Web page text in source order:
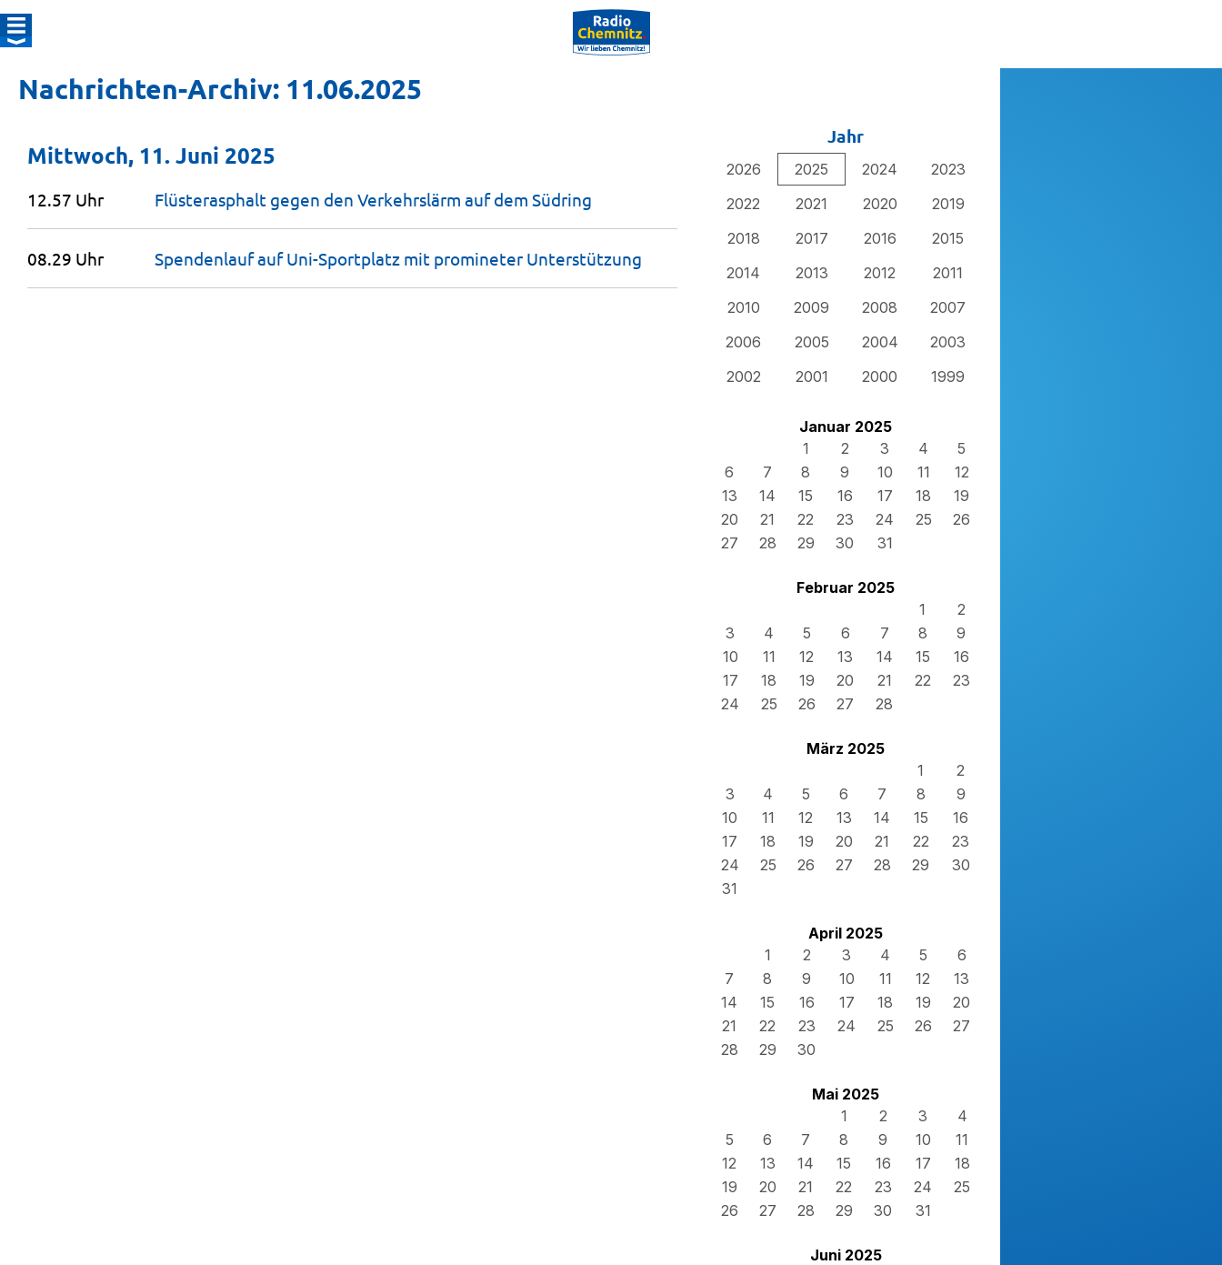
Nachrichten-Archiv: 11.06.2025
Jahr
2026 2025 2024
2023
2022
2021 2020
2019
2018
2017 2016
2015
2014
2013 2012
2011
2010
2009 2008
2007
2006
2005 2004
2003
2002
2001 2000 1999
Januar 2025
1
2 3 4
5
6
7 8 9 10 11
12
13
14 15 16 17 18
19
20
21 22 23 24 25
26
27
28 29 30 31
Februar 2025
1
2
3
4 5 6 7 8
9
10
11 12 13 14 15
16
17
18 19 20 21 22
23
24
25 26 27 28
März 2025
1
2
3
4 5 6 7 8
9
10
11 12 13 14 15
16
17
18 19 20 21 22
23
24
25 26 27 28 29
30
31
April 2025
1
2 3 4 5
6
7
8 9 10 11 12
13
14
15 16 17 18 19
20
21
22 23 24 25 26
27
28
29 30
Mai 2025
1
2 3
4
5
6 7 8 9 10
11
12
13 14 15 16 17
18
19
20 21 22 23 24
25
26
27 28 29 30 31
Juni 2025
Mittwoch, 11. Juni 2025
12.57 Uhr Flüsterasphalt gegen den Verkehrslärm auf dem Südring
08.29 Uhr Spendenlauf auf Uni-Sportplatz mit promineter Unterstützung